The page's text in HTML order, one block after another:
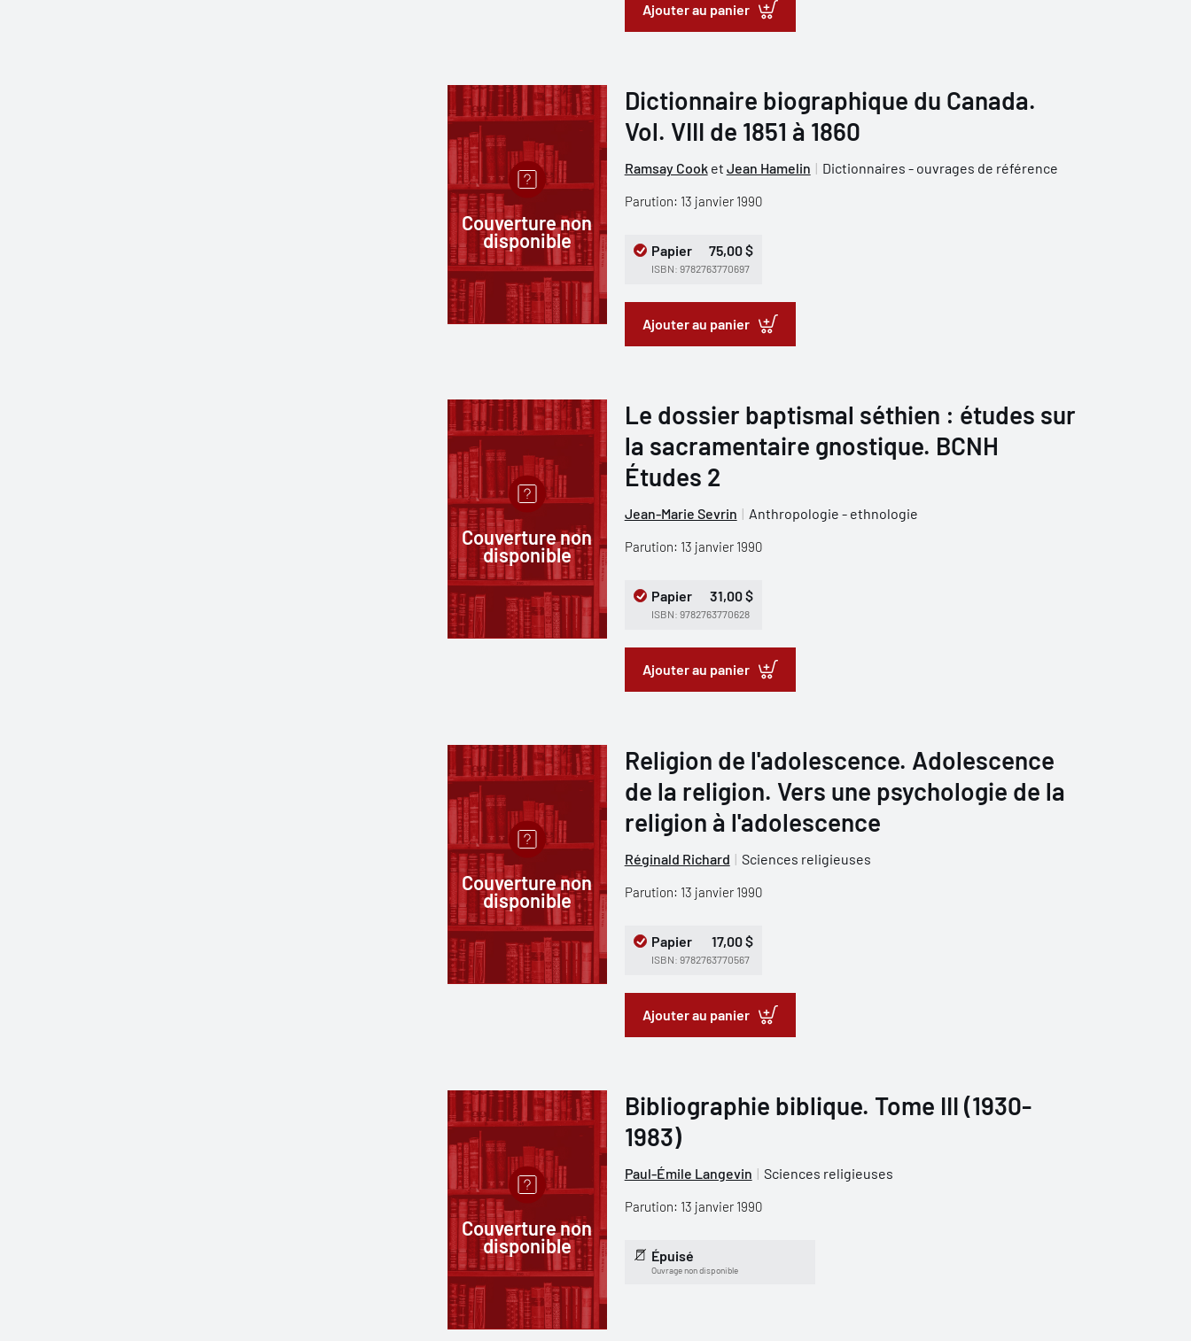
Ajouter au panier
Couverture non
disponible
Dictionnaire biographique du Canada.
Vol. VIII de 1851 à 1860
Ramsay Cooket Jean Hamelin Dictionnaires - ouvrages de référence
Parution: 13 janvier 1990
Papier 75,00 $
ISBN: 9782763770697
Ajouter au panier
Couverture non
disponible
Le dossier baptismal séthien : études sur
la sacramentaire gnostique. BCNH
Études 2
Jean-Marie Sevrin Anthropologie - ethnologie
Parution: 13 janvier 1990
Papier 31,00 $
ISBN: 9782763770628
Ajouter au panier
Couverture non
disponible
Religion de l'adolescence. Adolescence
de la religion. Vers une psychologie de la
religion à l'adolescence
Réginald Richard Sciences religieuses
Parution: 13 janvier 1990
Papier 17,00 $
ISBN: 9782763770567
Ajouter au panier
Couverture non
disponible
Bibliographie biblique. Tome III (1930-
1983)
Paul-Émile Langevin Sciences religieuses
Parution: 13 janvier 1990
Épuisé
Ouvrage non disponible